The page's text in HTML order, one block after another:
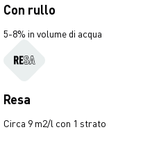
Con rullo
5-8% in volume di acqua
Resa
Circa 9 m2/l con 1 strato